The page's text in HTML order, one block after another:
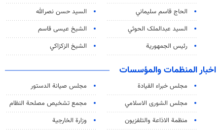
الحاج قاسم سليماني
السيد حسن نصرالله
السید عبدالملک الحوثي
الشيخ عيسى قاسم
رئيس الجمهورية
الشيخ الزكزاكي
اخبار المنظمات والمؤسسات
مجلس خبراء القيادة
مجلس صيانة الدستور
مجلس الشورى الاسلامي
مجمع تشخيص مصلحة النظام
منظمة الاذاعة والتلفزیون
وزارة الخارجية